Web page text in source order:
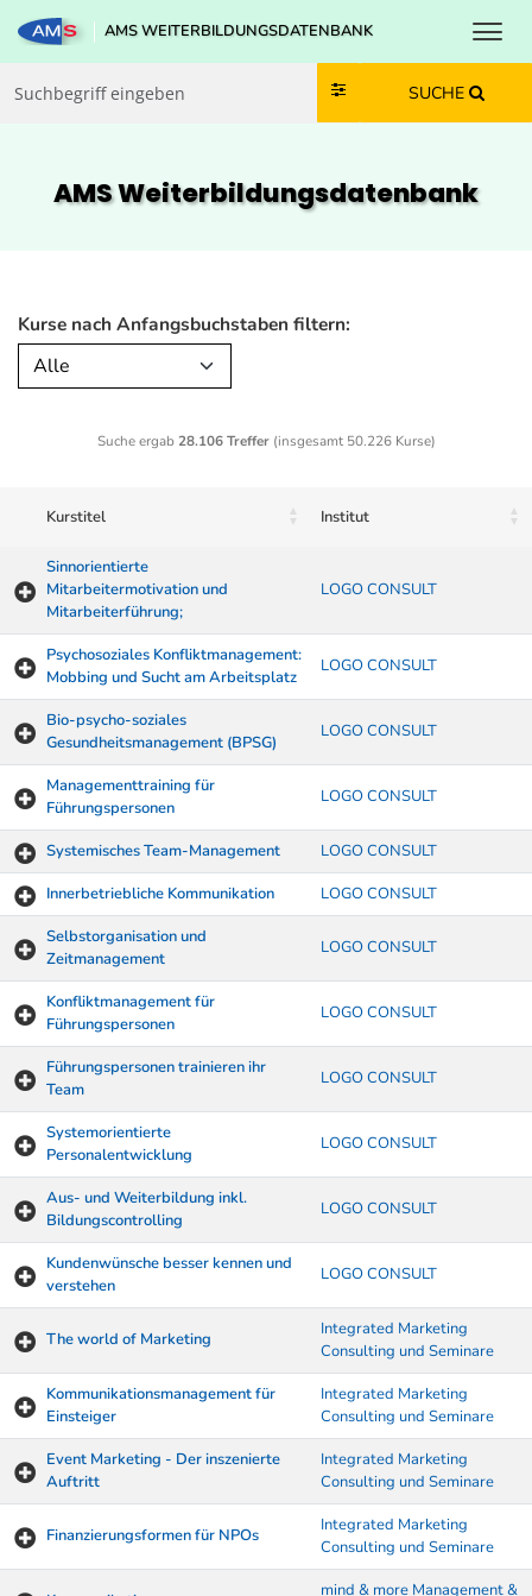
Zum Inhalt springen
Zum Navmenü springen
Zur Suche springen
Zur Footer springen
AMS WEITERBILDUNGSDATENBANK
SUCHE
AMS Weiterbildungs­datenbank
Kurse nach Anfangsbuchstaben filtern:
Alle
Suche ergab 28.106 Treffer(insgesamt 50.226 Kurse)
Kurstitel Institut
Sinnorientierte
Mitarbeitermotivation und
Mitarbeiterführung;
LOGO CONSULT
Psychosoziales Konfliktmanagement:
Mobbing und Sucht am Arbeitsplatz
LOGO CONSULT
Bio-psycho-soziales
Gesundheitsmanagement (BPSG)
LOGO CONSULT
Managementtraining für
Führungspersonen
LOGO CONSULT
Systemisches Team-Management
LOGO CONSULT
Innerbetriebliche Kommunikation
LOGO CONSULT
Selbstorganisation und
Zeitmanagement
LOGO CONSULT
Konfliktmanagement für
Führungspersonen
LOGO CONSULT
Führungspersonen trainieren ihr
Team
LOGO CONSULT
Systemorientierte
Personalentwicklung
LOGO CONSULT
Aus- und Weiterbildung inkl.
Bildungscontrolling
LOGO CONSULT
Kundenwünsche besser kennen und
verstehen
LOGO CONSULT
The world of Marketing
Integrated Marketing
Consulting und Seminare
Kommunikationsmanagement für
Einsteiger
Integrated Marketing
Consulting und Seminare
Event Marketing - Der inszenierte
Auftritt
Integrated Marketing
Consulting und Seminare
Finanzierungsformen für NPOs
Integrated Marketing
Consulting und Seminare
mind & more Management &